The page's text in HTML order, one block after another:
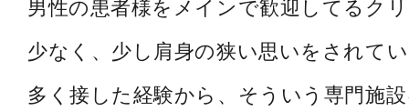
男性の患者様をメインで歓迎してるク
少なく、少し肩身の狭い思いをされて
多く接した経験から、そういう専門施